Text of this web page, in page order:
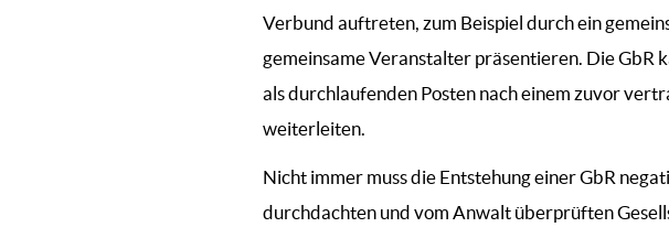
Verbund auftreten, zum Beispiel durch ein
gemeinsame Veranstalter präsentieren. Die GbR
als durchlaufenden Posten nach einem zuvor
weiterleiten.
Nicht immer muss die Entstehung einer GbR
durchdachten und vom Anwalt überprüften